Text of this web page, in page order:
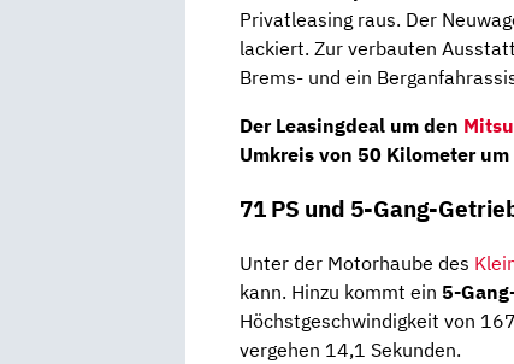
Privatleasing raus. Der
lackiert. Zur verbauten
Brems- und ein
Der Leasingdeal um den
Umkreis von 50 Kilometer um
71 PS und 5-Gang-
Unter der Motorhaube des
kann. Hinzu kommt ein 5-
Höchstgeschwindigkeit von
vergehen 14,1 Sekunden.